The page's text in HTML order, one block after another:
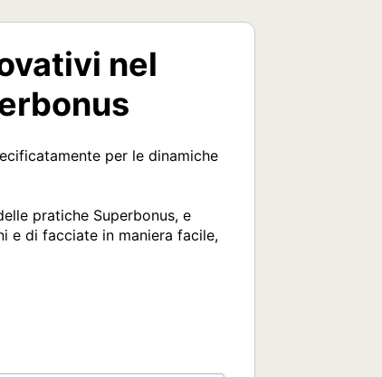
nel
per le dinamiche
pratiche Superbonus, e
e di facciate in maniera facile,